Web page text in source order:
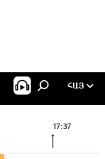
ՀԱՅ
17:37